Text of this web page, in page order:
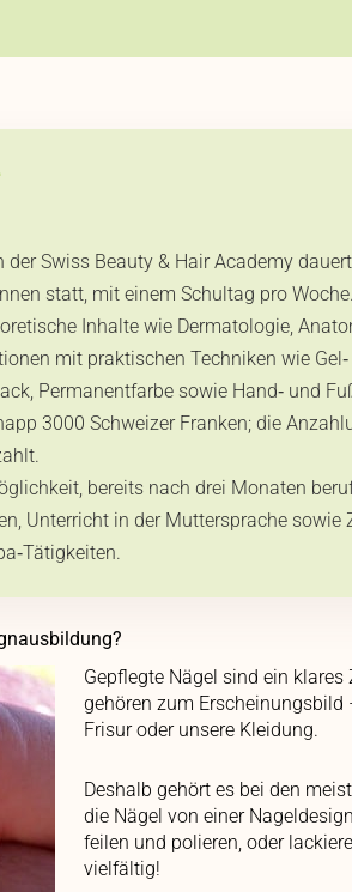
Swiss Beauty & Hair Academy
statt, mit einem Schultag pro Woche.
Inhalte wie Dermatologie,
mit praktischen Techniken wie
Permanentfarbe sowie Hand‑ und
3000 Schweizer Franken; die
bereits nach drei Monaten
Unterricht in der Muttersprache sowie
Gepflegte Nägel sind ein
gehören zum Erscheinungsbild
Frisur oder unsere Kleidung.
Deshalb gehört es bei den
die Nägel von einer
feilen und polieren, oder
vielfältig!